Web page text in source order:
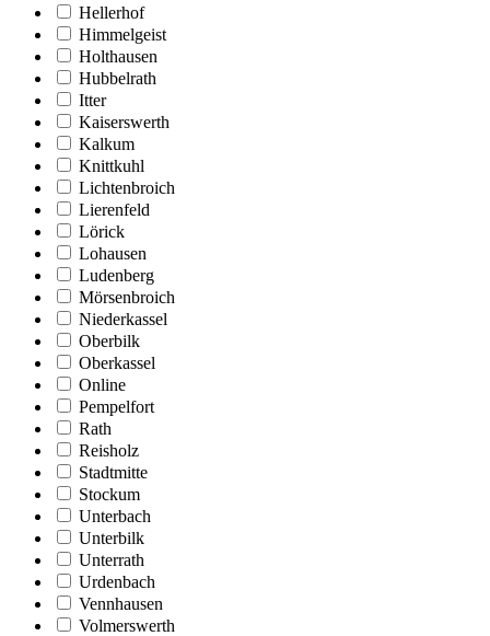
Hellerhof
Himmelgeist
Holthausen
Hubbelrath
Itter
Kaiserswerth
Kalkum
Knittkuhl
Lichtenbroich
Lierenfeld
Lörick
Lohausen
Ludenberg
Mörsenbroich
Niederkassel
Oberbilk
Oberkassel
Online
Pempelfort
Rath
Reisholz
Stadtmitte
Stockum
Unterbach
Unterbilk
Unterrath
Urdenbach
Vennhausen
Volmerswerth